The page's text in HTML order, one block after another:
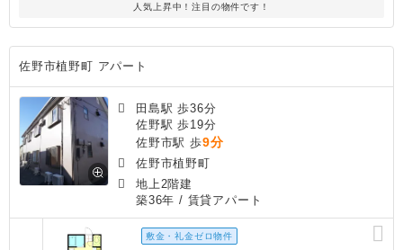
人気上昇中！注目の物件です！
佐野市植野町 アパート
田島駅 歩36分
佐野駅 歩19分
佐野市駅 歩9分
佐野市植野町
地上2階建
築36年 / 賃貸アパート
敷金・礼金ゼロ物件